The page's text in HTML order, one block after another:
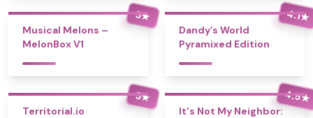
5★
Musical Melons –
MelonBox V1
4.1★
Dandy’s World
Pyramixed Edition
5★
Territorial.io
4.5★
It's Not My Neighbor: